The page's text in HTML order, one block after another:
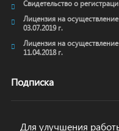
Свидетельство о
Лицензия на
03.07.2019 г.
Лицензия на
11.04.2018 г.
Подписка
Для улучшения